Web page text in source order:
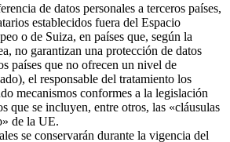
de datos personales a terceros países,
establecidos fuera del Espacio
o de Suiza, en países que, según la
no garantizan una protección de datos
países que no ofrecen un nivel de
el responsable del tratamiento los
mecanismos conformes a la legislación
que se incluyen, entre otros, las «cláusulas
de la UE.
se conservarán durante la vigencia del